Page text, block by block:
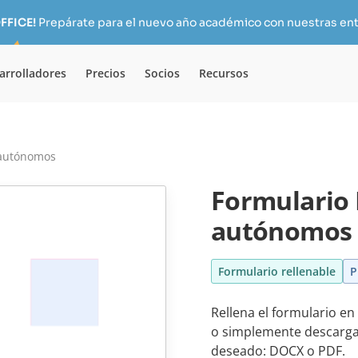
Prepárate para el nuevo año académico con nuestras
Precios Socios Recursos
Formulario
autónomos
Formulario rellenable
Rellena el formulario
o simplemente
deseado: DOCX o PDF.